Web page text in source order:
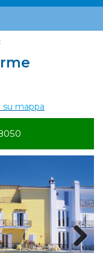
su mappa